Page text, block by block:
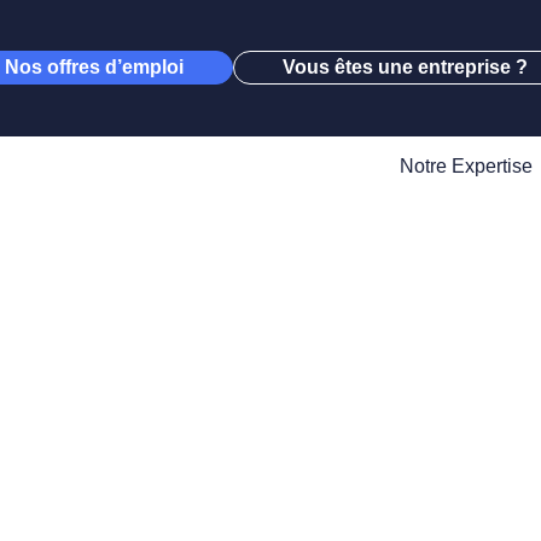
Nos offres d’emploi Vous êtes une entreprise ?
Notre Expertise